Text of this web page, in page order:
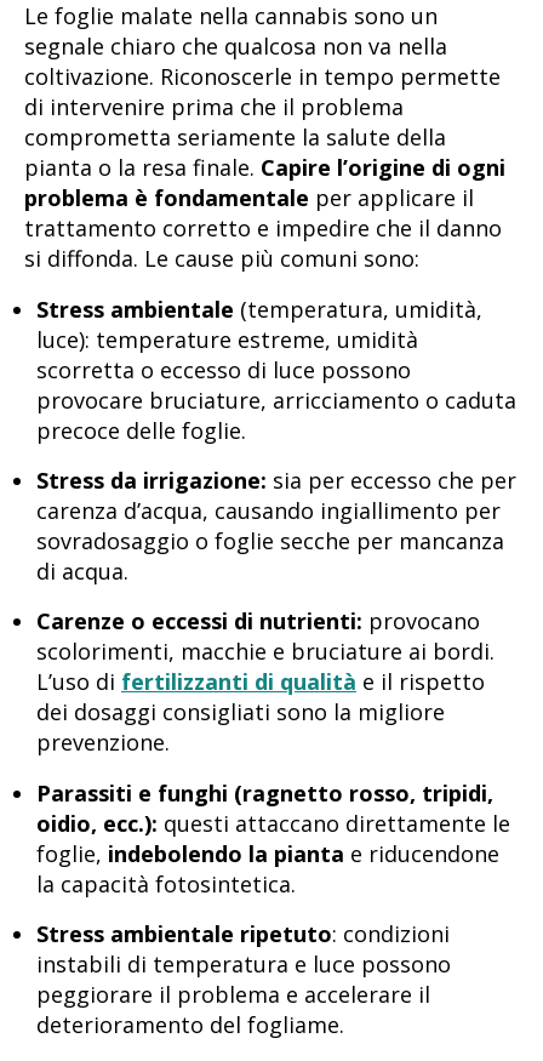
Le foglie malate nella cannabis sono un
segnale chiaro che qualcosa non va nella
coltivazione. Riconoscerle in tempo permette
di intervenire prima che il problema
comprometta seriamente la salute della
pianta o la resa finale. Capire l’origine di ogni
problema è fondamentale per applicare il
trattamento corretto e impedire che il danno
si diffonda. Le cause più comuni sono:
Stress ambientale (temperatura, umidità,
luce): temperature estreme, umidità
scorretta o eccesso di luce possono
provocare bruciature, arricciamento o caduta
precoce delle foglie.
Stress da irrigazione: sia per eccesso che per
carenza d’acqua, causando ingiallimento per
sovradosaggio o foglie secche per mancanza
di acqua.
Carenze o eccessi di nutrienti: provocano
scolorimenti, macchie e bruciature ai bordi.
L’uso di fertilizzanti di qualità e il rispetto
dei dosaggi consigliati sono la migliore
prevenzione.
Parassiti e funghi (ragnetto rosso, tripidi,
oidio, ecc.): questi attaccano direttamente le
foglie, indebolendo la pianta e riducendone
la capacità fotosintetica.
Stress ambientale ripetuto: condizioni
instabili di temperatura e luce possono
peggiorare il problema e accelerare il
deterioramento del fogliame.